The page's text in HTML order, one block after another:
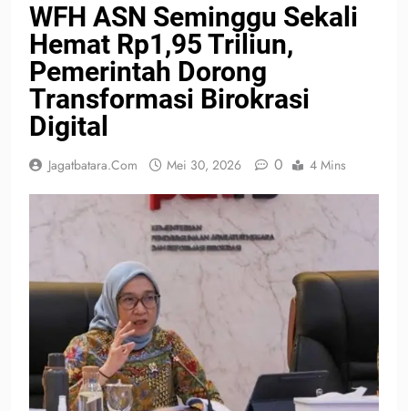
WFH ASN Seminggu Sekali
Hemat Rp1,95 Triliun,
Pemerintah Dorong
Transformasi Birokrasi
Digital
Jagatbatara.com Mei 30, 2026 0 4 Mins